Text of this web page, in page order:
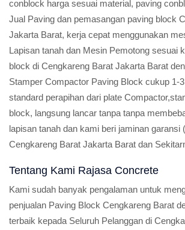
conblock harga sesuai material, paving
Jual Paving dan pemasangan paving block
Jakarta Barat, kerja cepat menggunakan
Lapisan tanah dan Mesin Pemotong sesuai
block di Cengkareng Barat Jakarta Barat
Stamper Compactor Paving Block cukup 1-
standard perapihan dari plate
block, langsung lancar tanpa tanpa
lapisan tanah dan kami beri jaminan garansi
Cengkareng Barat Jakarta Barat dan
Tentang Kami Rajasa Concrete
Kami sudah banyak pengalaman untuk
penjualan Paving Block Cengkareng Barat
terbaik kepada Seluruh Pelanggan di